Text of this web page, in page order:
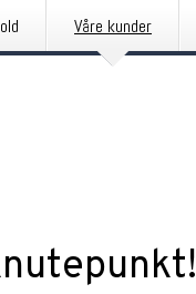
Våre kunder